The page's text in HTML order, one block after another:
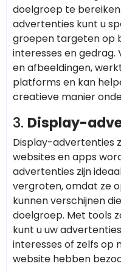
doelgroep te
advertenties kunt u
groepen targeten op
interesses en gedrag.
en afbeeldingen,
platforms en kan
creatieve manier
3. Display-
Display-advertenties
websites en apps
advertenties zijn
vergroten, omdat ze
kunnen verschijnen
doelgroep. Met tools
kunt u uw
interesses of zelfs op
website hebben